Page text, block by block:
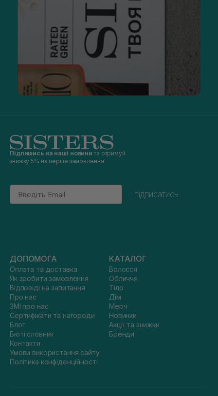
Підпишись на наші новини та отримуй
знижку 5% на перше замовлення
Email
підписатись
ДОПОМОГА
Оплата та доставка
Як зробити замовлення
Відповіді на запитання
Про нас
ЗМІ про нас
Сертифікати та нагороди
Блог
Бюті словник
Контакти
Умови використання сайту
Політика конфіденційності
КАТАЛОГ
Волосся
Обличчя
Тіло
Дім
Мерч
Новинки
Акції та знижки
Бренди